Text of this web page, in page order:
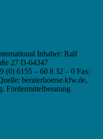
Inhaber: Ralf
27 D-64347
(0) 6155 – 60 8 32 – 0 Fax:
beraterboerse.kfw.de,
Fördermittelberatung